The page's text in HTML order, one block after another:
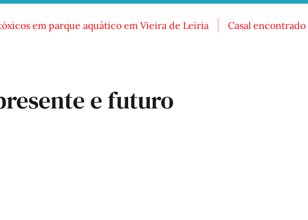
em parque aquático em Vieira de Leiria Casal encontrado
e futuro